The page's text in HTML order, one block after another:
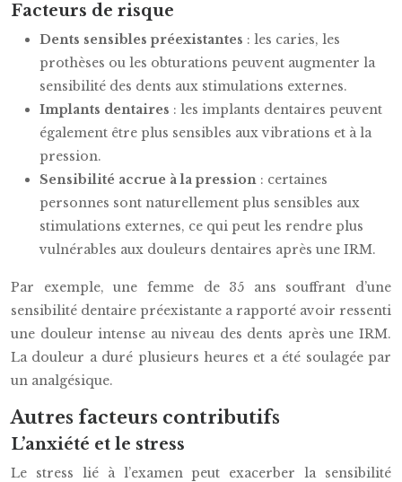
Facteurs de risque
Dents sensibles préexistantes : les caries, les
prothèses ou les obturations peuvent augmenter la
sensibilité des dents aux stimulations externes.
Implants dentaires : les implants dentaires peuvent
également être plus sensibles aux vibrations et à la
pression.
Sensibilité accrue à la pression : certaines
personnes sont naturellement plus sensibles aux
stimulations externes, ce qui peut les rendre plus
vulnérables aux douleurs dentaires après une IRM.
Par exemple, une femme de 35 ans souffrant d’une
sensibilité dentaire préexistante a rapporté avoir ressenti
une douleur intense au niveau des dents après une IRM.
La douleur a duré plusieurs heures et a été soulagée par
un analgésique.
Autres facteurs contributifs
L’anxiété et le stress
Le stress lié à l’examen peut exacerber la sensibilité